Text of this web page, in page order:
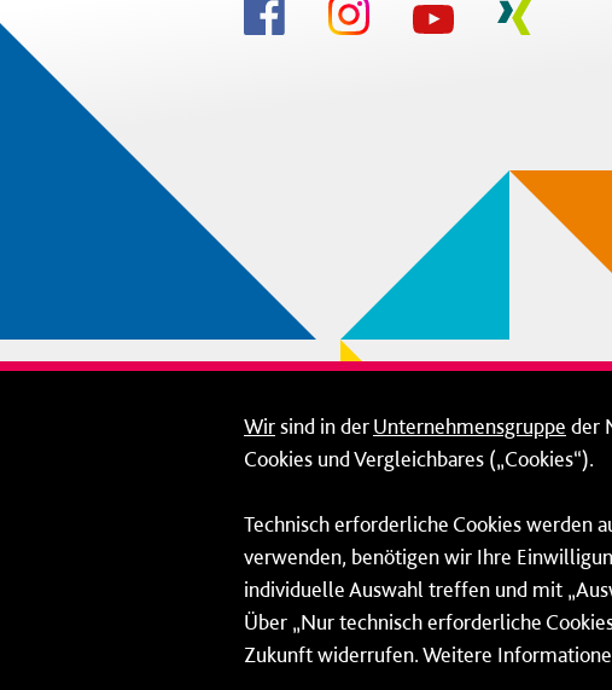
Wirsind in derUnternehmensgruppe der
Cookies und Vergleichbares („Cookies“).
Technisch erforderliche Cookies werden
verwenden, benötigen wir Ihre
individuelle Auswahl treffen und mit
Über „Nur technisch erforderliche
Zukunft widerrufen. Weitere